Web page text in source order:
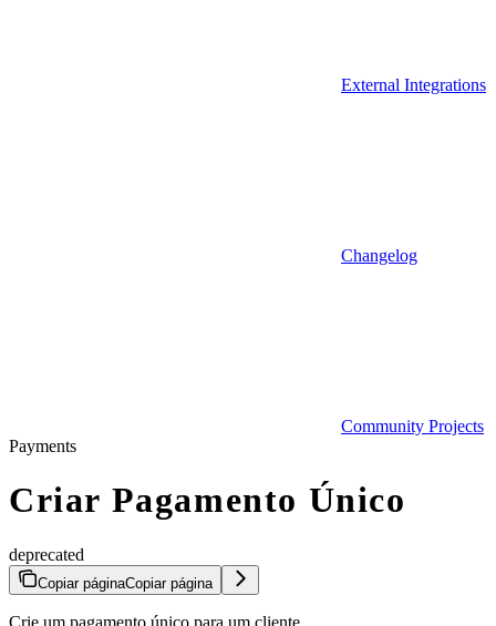
External Integrations
Changelog
Community Projects
Payments
Criar Pagamento Único
deprecated
Copiar páginaCopiar página
Crie um pagamento único para um cliente.